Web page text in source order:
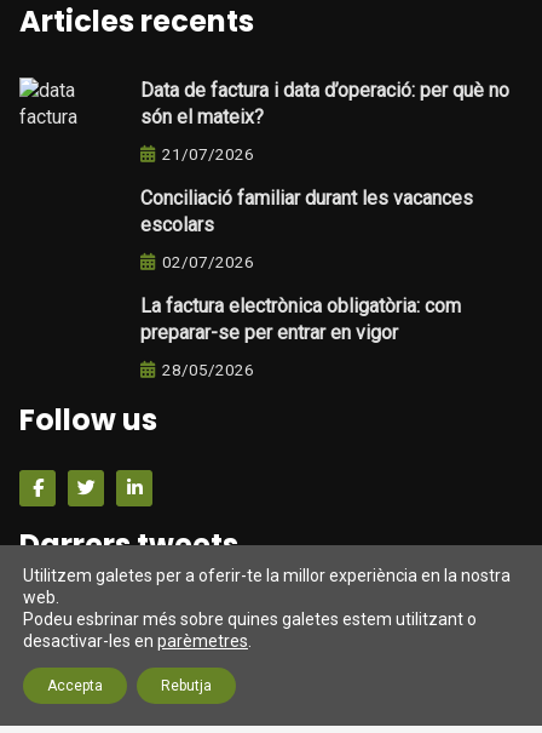
Articles recents
Data de factura i data d’operació: per què no
són el mateix?
21/07/2026
Conciliació familiar durant les vacances
escolars
02/07/2026
La factura electrònica obligatòria: com
preparar-se per entrar en vigor
28/05/2026
Follow us
Darrers tweets
Tweets from https://twitter.com/twitter/lists/official-
twitter-accts
Utilitzem galetes per a oferir-te la millor experiència en la nostra
web.
Podeu esbrinar més sobre quines galetes estem utilitzant o
desactivar-les en parèmetres
Accepta Rebutja